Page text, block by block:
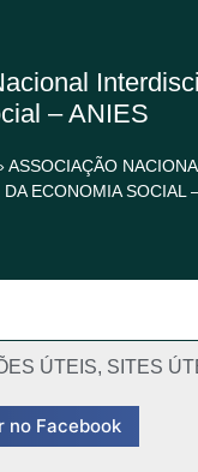
– ANIES
ASSOCIAÇÃO
ECONOMIA SOCIAL
ÚTEIS, SITES
no Facebook